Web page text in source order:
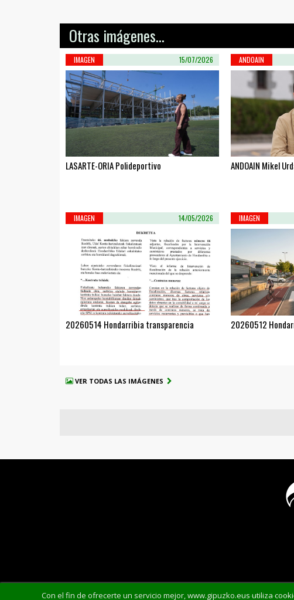
Otras imágenes...
IMAGEN 15/07/2026
LASARTE-ORIA Polideportivo
ANDOAIN
ANDOAIN Mikel
IMAGEN 14/05/2026
20260514 Hondarribia transparencia
IMAGEN
20260512
VER TODAS LAS IMÁGENES
Con el fin de ofrecerte un servicio mejor, www.gipuzko.eus utiliza